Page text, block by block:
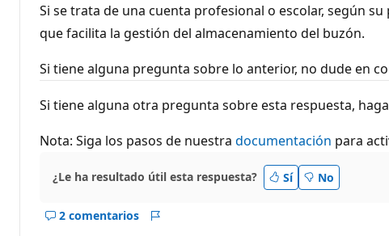
Si se trata de una cuenta profesional o escolar, según
que facilita la gestión del almacenamiento del buzón.
Si tiene alguna pregunta sobre lo anterior, no dude en
Si tiene alguna otra pregunta sobre esta respuesta,
Nota: Siga los pasos de nuestra documentación para
¿Le ha resultado útil esta respuesta? Sí No
2 comentarios
Mostrar